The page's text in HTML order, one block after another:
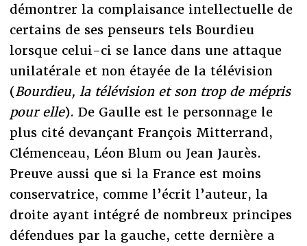
démontrer la complaisance intellectuelle de
certains de ses penseurs tels Bourdieu
lorsque celui-ci se lance dans une attaque
unilatérale et non étayée de la télévision
(Bourdieu, la télévision et son trop de mépris
pour elle). De Gaulle est le personnage le
plus cité devançant François Mitterrand,
Clémenceau, Léon Blum ou Jean Jaurès.
Preuve aussi que si la France est moins
conservatrice, comme l’écrit l’auteur, la
droite ayant intégré de nombreux principes
défendues par la gauche, cette dernière a